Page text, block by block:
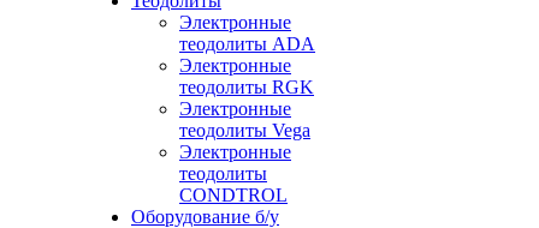
Электронные
теодолиты ADA
Электронные
теодолиты RGK
Электронные
теодолиты Vega
Электронные
теодолиты
CONDTROL
Оборудование б/у